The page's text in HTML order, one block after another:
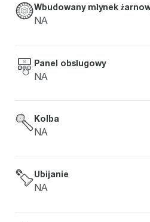
Wbudowany młynek
NA
Panel obsługowy
NA
Kolba
NA
Ubijanie
NA